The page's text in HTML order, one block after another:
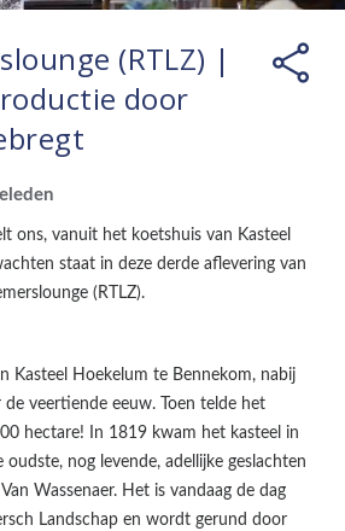
(RTLZ) |
door
ons, vanuit het koetshuis van Kasteel
staat in deze derde aflevering van
(RTLZ).
Kasteel Hoekelum te Bennekom, nabij
de veertiende eeuw. Toen telde het
hectare! In 1819 kwam het kasteel in
oudste, nog levende, adellijke geslachten
Wassenaer. Het is vandaag de dag
Landschap en wordt gerund door